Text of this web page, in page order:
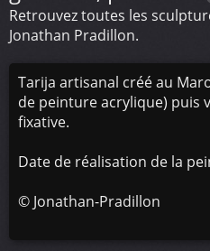
Retrouvez toutes les
Jonathan Pradillon.
Tarija artisanal créé au
de peinture acrylique) puis
fixative.
Date de réalisation de la
© Jonathan-Pradillon